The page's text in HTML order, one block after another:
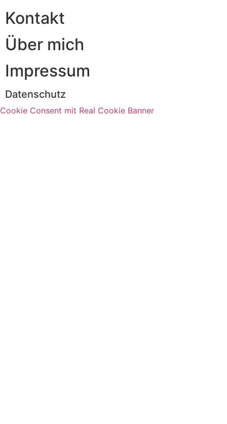
Kontakt
Über mich
Impressum
Datenschutz
Cookie Consent mit Real Cookie Banner